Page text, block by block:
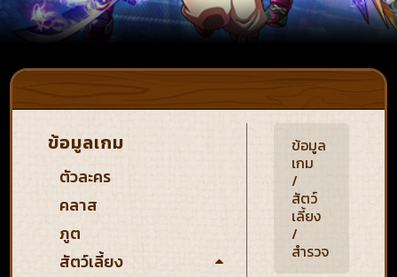
ข้อมูลเกม
ตัวละคร
คลาส
ภูต
สัตว์เลี้ยง
ข้อมูล
เกม
/
สัตว์
เลี้ยง
/
สำรวจ